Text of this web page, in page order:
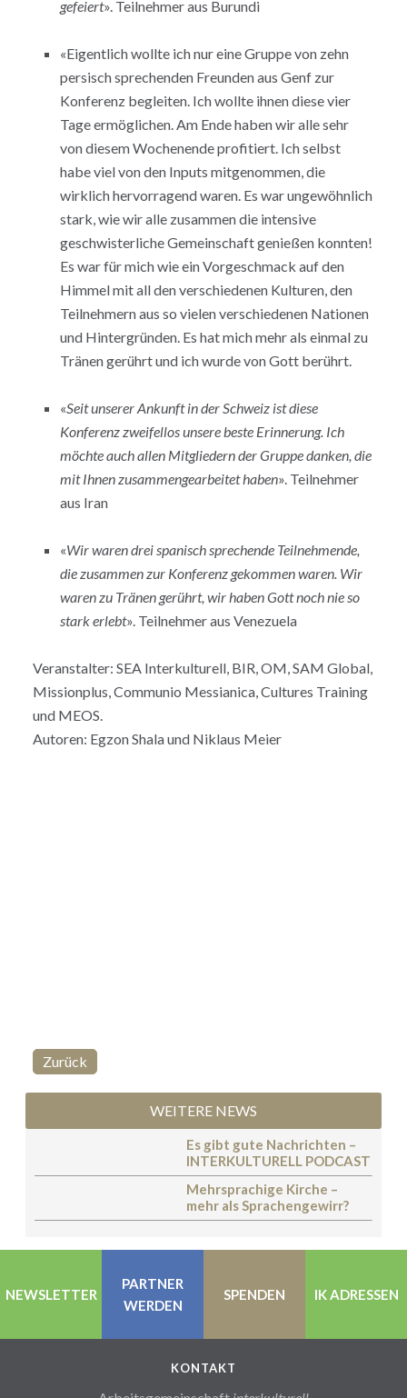
gefeiert». Teilnehmer aus Burundi
«Eigentlich wollte ich nur eine Gruppe von zehn
persisch sprechenden Freunden aus Genf zur
Konferenz begleiten. Ich wollte ihnen diese vier
Tage ermöglichen. Am Ende haben wir alle sehr
von diesem Wochenende profitiert. Ich selbst
habe viel von den Inputs mitgenommen, die
wirklich hervorragend waren. Es war ungewöhnlich
stark, wie wir alle zusammen die intensive
geschwisterliche Gemeinschaft genießen konnten!
Es war für mich wie ein Vorgeschmack auf den
Himmel mit all den verschiedenen Kulturen, den
Teilnehmern aus so vielen verschiedenen Nationen
und Hintergründen. Es hat mich mehr als einmal zu
Tränen gerührt und ich wurde von Gott berührt.
«Seit unserer Ankunft in der Schweiz ist diese
Konferenz zweifellos unsere beste Erinnerung. Ich
möchte auch allen Mitgliedern der Gruppe danken, die
mit Ihnen zusammengearbeitet haben». Teilnehmer
aus Iran
«Wir waren drei spanisch sprechende Teilnehmende,
die zusammen zur Konferenz gekommen waren. Wir
waren zu Tränen gerührt, wir haben Gott noch nie so
stark erlebt». Teilnehmer aus Venezuela
Veranstalter: SEA Interkulturell, BIR, OM, SAM Global,
Missionplus, Communio Messianica, Cultures Training
und MEOS.
Autoren: Egzon Shala und Niklaus Meier
Zurück
WEITERE NEWS
Es gibt gute Nachrichten –
INTERKULTURELL PODCAST
Mehrsprachige Kirche –
mehr als Sprachengewirr?
NEWSLETTER
PARTNER
WERDEN
SPENDEN IK ADRESSEN
KONTAKT